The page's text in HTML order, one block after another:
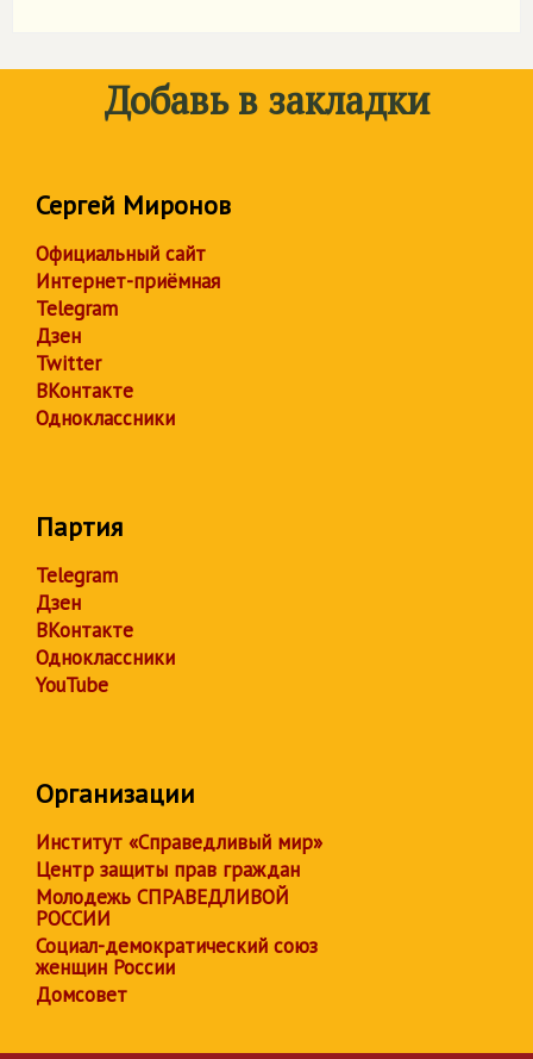
Добавь в закладки
Сергей Миронов
Официальный сайт
Интернет-приёмная
Telegram
Дзен
Twitter
ВКонтакте
Одноклассники
Партия
Telegram
Дзен
ВКонтакте
Одноклассники
YouTube
Организации
Институт «Справедливый мир»
Центр защиты прав граждан
Молодежь СПРАВЕДЛИВОЙ
РОССИИ
Социал-демократический союз
женщин России
Домсовет